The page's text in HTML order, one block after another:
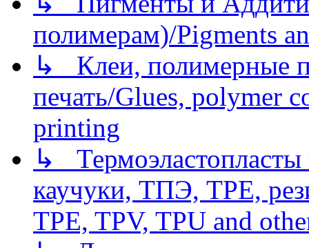
полимерам)/Pigments
↳ Клеи, полимерные
печать/Glues, polymer
printing
↳
каучуки, ТПЭ, TPE,
TPE, TPV, TPU and